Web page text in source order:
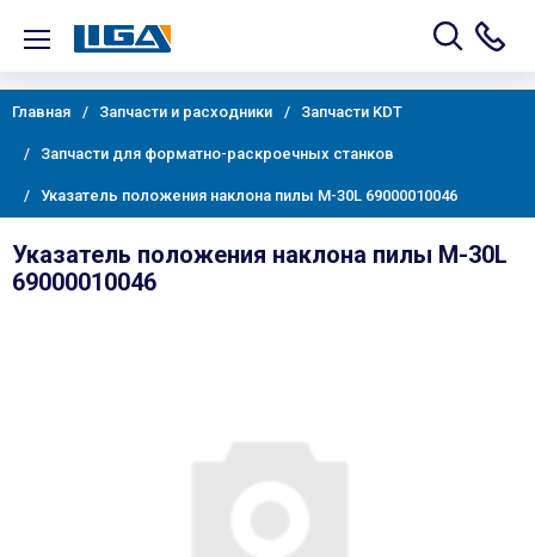
Главная Запчасти и расходники Запчасти KDT
Запчасти для форматно-раскроечных станков
Указатель положения наклона пилы M-30L 69000010046
Указатель положения наклона пилы M-30L
69000010046